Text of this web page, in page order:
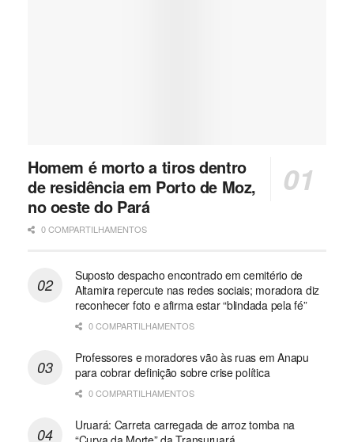
Homem é morto a tiros dentro
de residência em Porto de Moz,
no oeste do Pará
0 COMPARTILHAMENTOS
Suposto despacho encontrado em cemitério de
Altamira repercute nas redes sociais; moradora diz
reconhecer foto e afirma estar “blindada pela fé”
0 COMPARTILHAMENTOS
Professores e moradores vão às ruas em Anapu
para cobrar definição sobre crise política
0 COMPARTILHAMENTOS
Uruará: Carreta carregada de arroz tomba na